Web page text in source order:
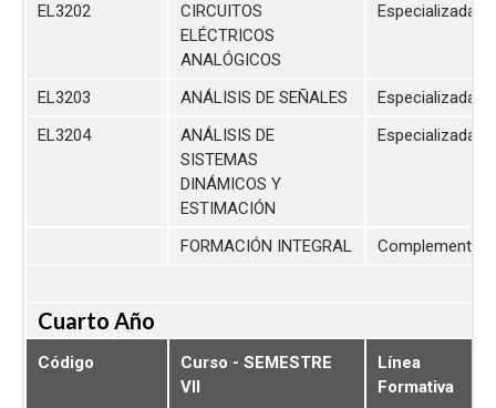
EL3202
CIRCUITOS
ELÉCTRICOS
ANALÓGICOS
Especializada
EL3203 ANÁLISIS DE SEÑALES
Especializada
EL3204
ANÁLISIS DE
SISTEMAS
DINÁMICOS Y
ESTIMACIÓN
Especializada
FORMACIÓN INTEGRAL
Cuarto Año
Código
Curso - SEMESTRE
VII
Línea
Formativa